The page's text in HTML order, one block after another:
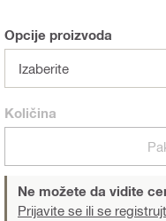
Opcije proizvoda
Izaberite
Količina
Ne možete da vidite
Prijavite se ili se